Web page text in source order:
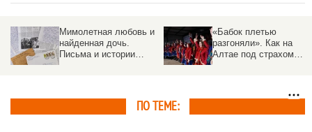
«Бабок плетью
разгоняли». Как на
Алтае под страхом
Святки, рассказала
Город над могилами.
Куда исчезли
кладбища старого
ПО ТЕМЕ: